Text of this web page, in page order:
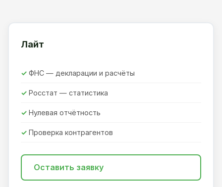
Лайт
ФНС — декларации и расчёты
Росстат — статистика
Нулевая отчётность
Проверка контрагентов
Оставить заявку